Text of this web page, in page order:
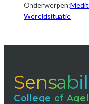
Onderwerpen:
Wereldsituatie
College of